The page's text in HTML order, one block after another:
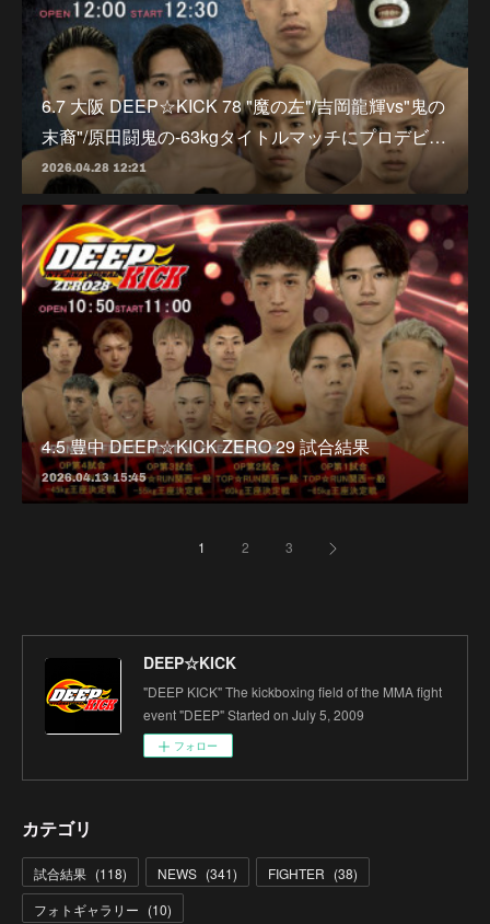
6.7 大阪 DEEP☆KICK 78 "魔の左"/吉岡龍輝vs"鬼の
末裔"/原田闘鬼の-63kgタイトルマッチにプロデビ…
2026.04.28 12:21
4.5 豊中 DEEP☆KICK ZERO 29 試合結果
2026.04.13 15:45
1 2 3
DEEP☆KICK
"DEEP KICK" The kickboxing field of the MMA fight
event "DEEP" Started on July 5, 2009
フォロー
カテゴリ
試合結果 (118) NEWS (341) FIGHTER (38)
フォトギャラリー (10)